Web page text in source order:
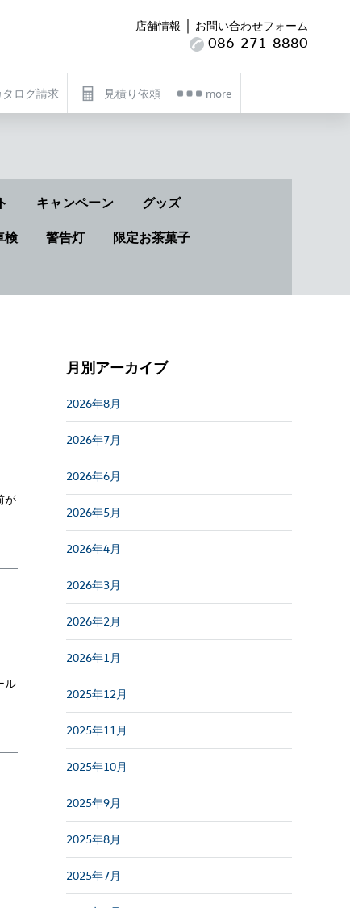
タログ請求 見積り依頼 more
店舗情報 ｜ お問い合わせフォーム
086-271-8880
キャンペーン グッズ
検 警告灯 限定お茶菓子
が
ル
月別アーカイブ
2026年8月
2026年7月
2026年6月
2026年5月
2026年4月
2026年3月
2026年2月
2026年1月
2025年12月
2025年11月
2025年10月
2025年9月
2025年8月
2025年7月